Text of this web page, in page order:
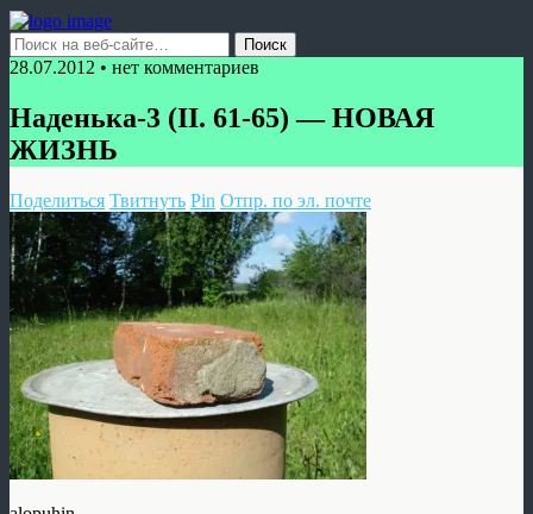
28.07.2012 • нет комментариев
Наденька-3 (II. 61-65) — НОВАЯ
ЖИЗНЬ
Поделиться Твитнуть Pin Отпр. по эл. почте